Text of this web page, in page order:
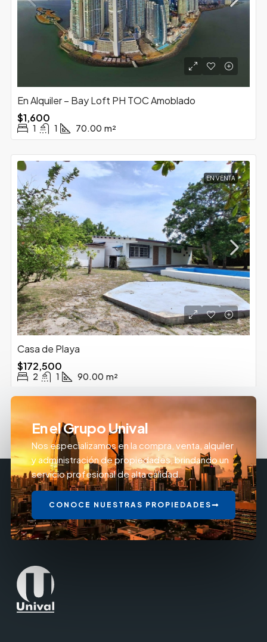
En Alquiler – Bay Loft PH TOC Amoblado
$1,600
1 1 70.00 m²
EN VENTA
Casa de Playa
$172,500
2 1 90.00 m²
En el Grupo Unival
Nos especializamos en la compra, venta, alquiler
y administración de propiedades, brindando un
servicio profesional de alta calidad.
CONOCE NUESTRAS PROPIEDADES